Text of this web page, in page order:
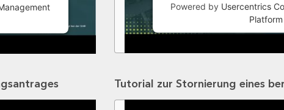
Powered by Usercentrics
Platform
Tutorial zur Stornierung eines